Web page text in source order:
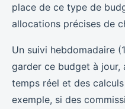
place de ce type de
allocations précises de
Un suivi hebdomadaire
garder ce budget à jour,
temps réel et des
exemple, si des